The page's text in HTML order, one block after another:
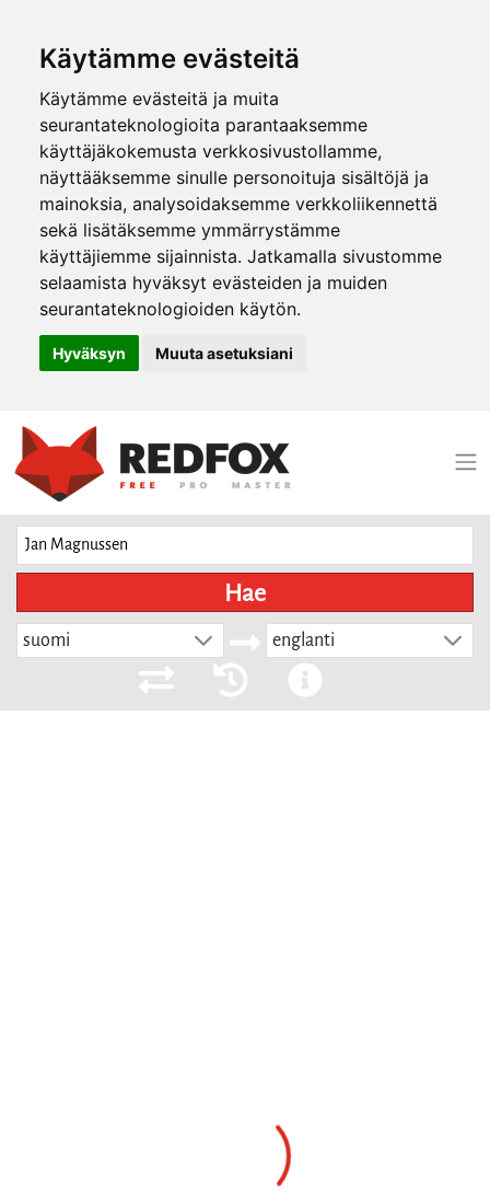
Käytämme evästeitä
Käytämme evästeitä ja muita
seurantateknologioita parantaaksemme
käyttäjäkokemusta verkkosivustollamme,
näyttääksemme sinulle personoituja sisältöjä ja
mainoksia, analysoidaksemme verkkoliikennettä
sekä lisätäksemme ymmärrystämme
käyttäjiemme sijainnista. Jatkamalla sivustomme
selaamista hyväksyt evästeiden ja muiden
seurantateknologioiden käytön.
Hyväksyn Muuta asetuksiani
Hae
suomi englanti